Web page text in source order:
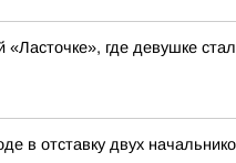
где девушке
в отставку двух